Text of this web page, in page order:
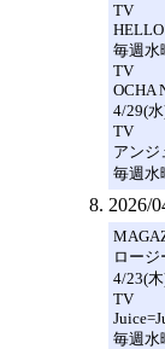
TV
毎週水
TV
OCHA
4/29(
TV
アンジ
毎週水
2026/
ロー
4/23(
TV
毎週水